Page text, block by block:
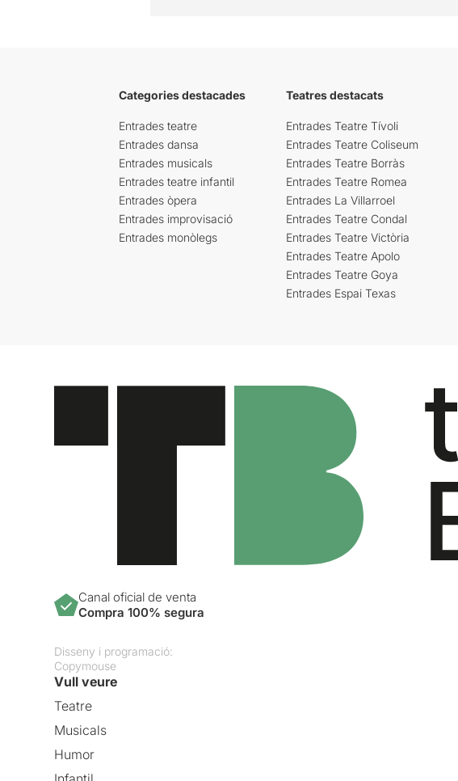
Categories destacades
Entrades teatre
Entrades dansa
Entrades musicals
Entrades teatre infantil
Entrades òpera
Entrades improvisació
Entrades monòlegs
Teatres destacats
Entrades Teatre Tívoli
Entrades Teatre Coliseum
Entrades Teatre Borràs
Entrades Teatre Romea
Entrades La Villarroel
Entrades Teatre Condal
Entrades Teatre Victòria
Entrades Teatre Apolo
Entrades Teatre Goya
Entrades Espai Texas
Canal oficial de venta
Compra 100% segura
Disseny i programació:
Copymouse
Vull veure
Teatre
Musicals
Humor